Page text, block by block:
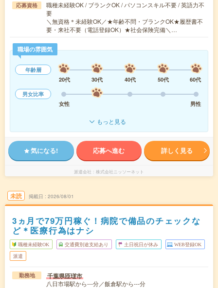
応募資格
職種未経験OK / ブランクOK / パソコンスキル不要 / 英語力不
要
＼無資格＊未経験OK／★年齢不問・ブランクOK★履歴書不
要・来社不要（電話登録OK）★社会保険完備＼…
職場の雰囲気
年齢層
20代
30代 40代 50代
60代
男女比率
女性
男性
もっと見る
気になる! 応募へ進む 詳しく見る
派遣会社 株式会社ニッソーネット
未読 掲載日 2026/08/01
3ヵ月で79万円稼ぐ！病院で備品のチェックな
ど＊医療行為はナシ
職種未経験OK 交通費別途支給あり 土日祝日が休み WEB登録OK
派遣
勤務地 千葉県匝瑳市
八日市場駅から---分／飯倉駅から---分